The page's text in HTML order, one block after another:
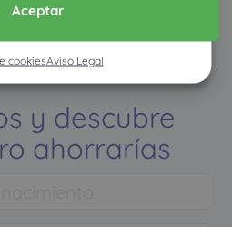
Aceptar
cookiesAviso Legal
y descubre
ahorrarías